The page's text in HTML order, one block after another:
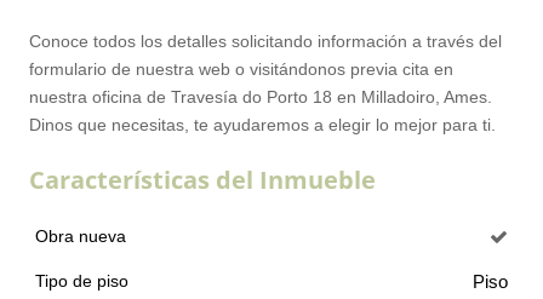
Conoce todos los detalles solicitando información a través del
formulario de nuestra web o visitándonos previa cita en
nuestra oficina de Travesía do Porto 18 en Milladoiro, Ames.
Dinos que necesitas, te ayudaremos a elegir lo mejor para ti.
Características del Inmueble
Obra nueva
Tipo de piso Piso